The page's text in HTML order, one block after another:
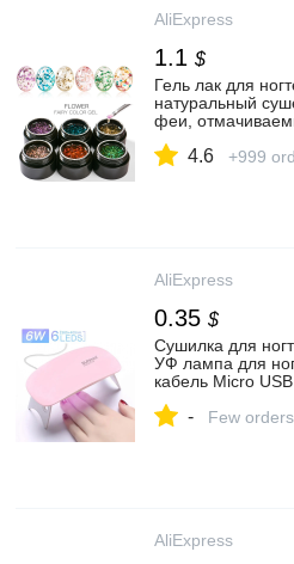
AliExpress
1.1 $
Гель лак для
натуральный
феи,
Гель для ногтей|
4.6 +999
AliExpress
0.35 $
Сушилка для
УФ лампа для
кабель Micro
УФ гель
- Few orders
AliExpress